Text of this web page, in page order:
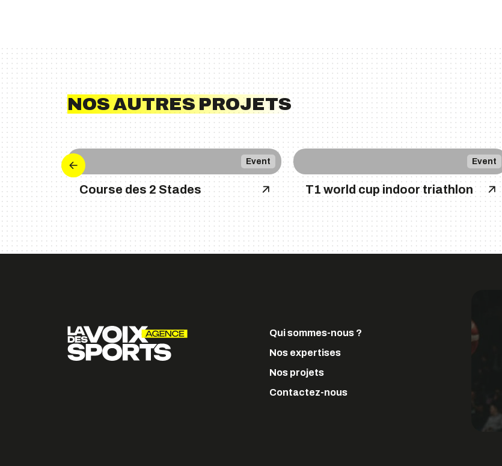
NOS AUTRES PROJETS
Event
Course des 2 Stades
Event
T1 world cup indoor triathlon
Qui sommes-nous ?
Nos expertises
Nos projets
Contactez-nous